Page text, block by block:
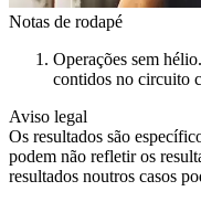
Notas de rodapé
Operações sem
contidos no circuito
Aviso legal
Os resultados são
podem não refletir os
resultados noutros casos